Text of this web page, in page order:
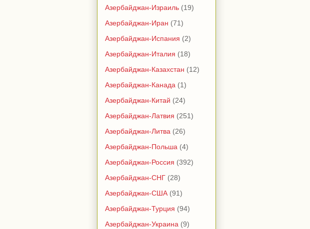
Азербайджан-Израиль (19)
Азербайджан-Иран (71)
Азербайджан-Испания (2)
Азербайджан-Италия (18)
Азербайджан-Казахстан (12)
Азербайджан-Канада (1)
Азербайджан-Китай (24)
Азербайджан-Латвия (251)
Азербайджан-Литва (26)
Азербайджан-Польша (4)
Азербайджан-Россия (392)
Азербайджан-СНГ (28)
Азербайджан-США (91)
Азербайджан-Турция (94)
Азербайджан-Украина (9)